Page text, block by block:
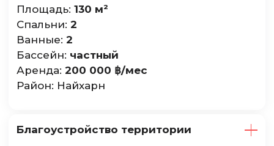
Площадь:130 м²
Спальни:2
Ванные:2
Бассейн: частный
Аренда:200 000 ฿/мес
Район: Найхарн
Благоустройство территории